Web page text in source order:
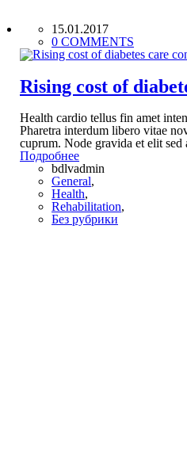
15.01.2017
0 COMMENTS
Rising cost of
Health cardio tellus fin amet
Pharetra interdum libero vitae
cuprum. Node gravida et elit
Подробнее
bdlvadmin
General,
Health,
Rehabilitation,
Без рубрики